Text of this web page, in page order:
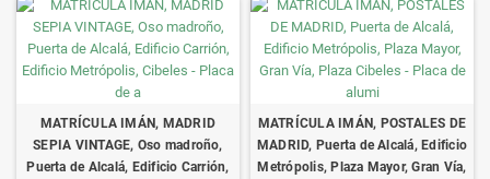
MATRÍCULA IMÁN, MADRID
SEPIA VINTAGE, Oso madroño,
Puerta de Alcalá, Edificio Carrión,
MATRÍCULA IMÁN, POSTALES DE
MADRID, Puerta de Alcalá, Edificio
Metrópolis, Plaza Mayor, Gran Vía,